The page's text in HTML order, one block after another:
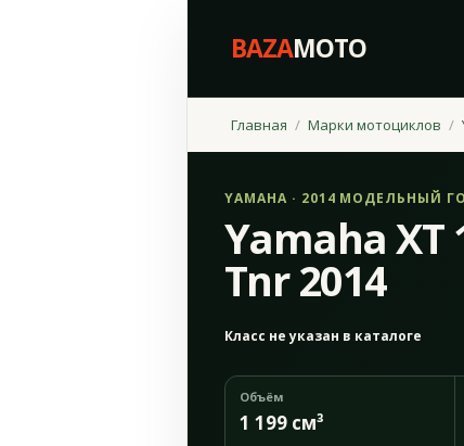
BAZAMOTO
Главная Марки мотоциклов
YAMAHA · 2014 МОДЕЛЬНЫЙ
Yamaha XT
Tnr 2014
Класс не указан в каталоге
Объём
1 199 см³